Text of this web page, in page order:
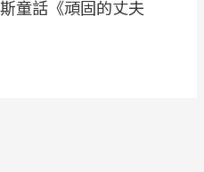
童話《頑固的丈夫